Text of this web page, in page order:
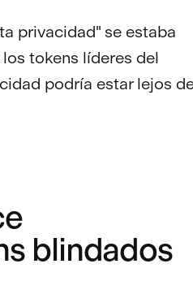
privacidad" se estaba
tokens líderes del
podría estar lejos
blindados